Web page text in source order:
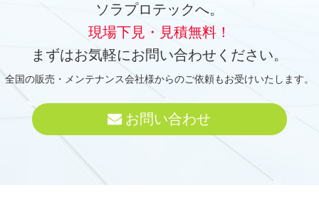
ソラプロテックへ。
現場下見・見積無料！
まずはお気軽にお問い合わせください。
全国の販売・メンテナンス会社様からのご依頼もお受けいたします。
お問い合わせ